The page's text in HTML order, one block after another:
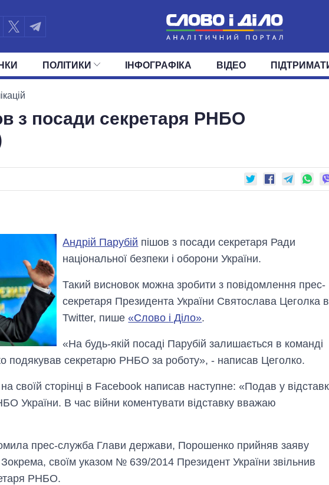
ПОЛІТИКА ЕКОНОМІКА СУСПІЛЬСТВО
ПОЛIТИКИ
ДЕПУТАТИ КОМІТЕТИ ФРАКЦІЇ
ІНФОГРАФІКА ВІДЕО
з посади секретаря РНБО
Андрій Парубій пішов з посади секретаря Ради
національної безпеки і оборони України.
Такий висновок можна зробити з повідомлення прес-
секретаря Президента України Святослава Цеголка в
Twitter, пише«Слово і Діло».
«На будь-якій посаді Парубій залишається в команді
подякував секретарю РНБО за роботу», - написав Цеголко.
своїй сторінці в Facebook написав наступне: «Подав у
України. В час війни коментувати відставку вважаю
прес-служба Глави держави, Порошенко прийняв заяву
Зокрема, своїм указом № 639/2014 Президент України звільнив
РНБО.